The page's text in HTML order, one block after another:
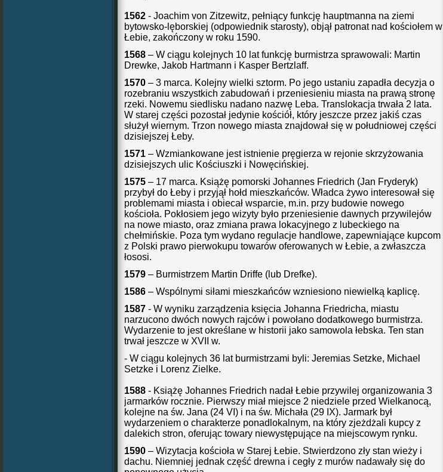
1562 - Joachim von Zitzewitz, pełniący funkcję hauptmanna na ziemi
bytowsko-lęborskiej (odpowiednik starosty), objął patronat nad kościołem w
Łebie, zakończony w roku 1590.
1568 – W ciągu kolejnych 10 lat funkcję burmistrza sprawowali: Martin
Drewke, Jakob Hartmann i Kasper Bertzlaff.
1570 – 3 marca. Kolejny wielki sztorm. Po jego ustaniu zapadła decyzja o
rozebraniu wszystkich zabudowań i przeniesieniu miasta na prawą stronę
rzeki. Nowemu siedlisku nadano nazwę Leba. Translokacja trwała 2 lata.
W starej części pozostał jedynie kościół, który jeszcze przez jakiś czas
służył wiernym. Trzon nowego miasta znajdował się w południowej części
dzisiejszej Łeby.
1571 – Wzmiankowane jest istnienie pręgierza w rejonie skrzyżowania
dzisiejszych ulic Kościuszki i Nowęcińskiej.
1575 – 17 marca. Książę pomorski Johannes Friedrich (Jan Fryderyk)
przybył do Łeby i przyjął hołd mieszkańców. Władca żywo interesował się
problemami miasta i obiecał wsparcie, m.in. przy budowie nowego
kościoła. Pokłosiem jego wizyty było przeniesienie dawnych przywilejów
na nowe miasto, oraz zmiana prawa lokacyjnego z lubeckiego na
chełmińskie. Poza tym wydano regulacje handlowe, zapewniające kupcom
z Polski prawo pierwokupu towarów oferowanych w Łebie, a zwłaszcza
łososi.
1579 – Burmistrzem Martin Driffe (lub Drefke).
1586 – Wspólnymi siłami mieszkańców wzniesiono niewielką kaplicę.
1587 - W wyniku zarządzenia księcia Johanna Friedricha, miastu
narzucono dwóch nowych rajców i powołano dodatkowego burmistrza.
Wydarzenie to jest określane w historii jako samowola łebska. Ten stan
trwał jeszcze w XVII w.
- W ciągu kolejnych 36 lat burmistrzami byli: Jeremias Setzke, Michael
Setzke i Lorenz Zielke.
1588 - Książę Johannes Friedrich nadał Łebie przywilej organizowania 3
jarmarków rocznie. Pierwszy miał miejsce 2 niedziele przed Wielkanocą,
kolejne na św. Jana (24 VI) i na św. Michała (29 IX). Jarmark był
wydarzeniem o charakterze ponadlokalnym, na który zjeżdżali kupcy z
dalekich stron, oferując towary niewystępujące na miejscowym rynku.
1590 – Wizytacja kościoła w Starej Łebie. Stwierdzono zły stan wieży i
dachu. Niemniej jednak część drewna i cegły z murów nadawały się do